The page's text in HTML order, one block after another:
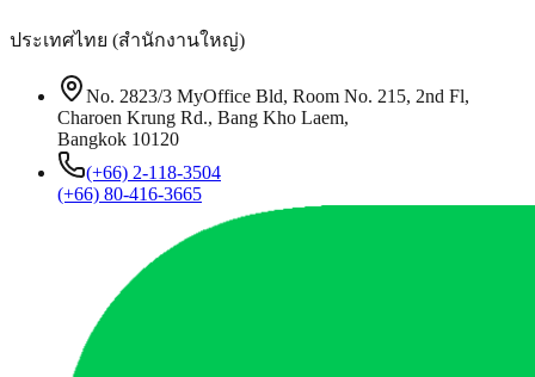
ประเทศไทย (สำนักงานใหญ่)
No. 2823/3 MyOffice Bld, Room No. 215, 2nd Fl,
Charoen Krung Rd., Bang Kho Laem,
Bangkok 10120
(+66) 2-118-3504
(+66) 80-416-3665